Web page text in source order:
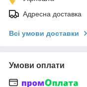
Адресна доставка
Всі умови доставки
Умови оплати